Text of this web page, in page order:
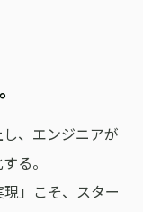
、エンジニアが
る。
」こそ、スター